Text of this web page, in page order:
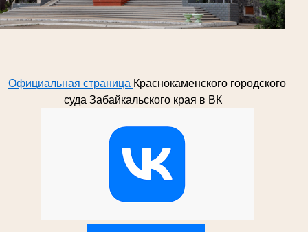
Официальная страница Краснокаменского городского
суда Забайкальского края в ВК